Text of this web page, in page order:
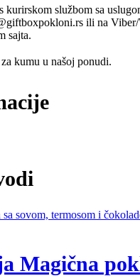
kurirskom službom sa
ili na
sajta.
kumu u našoj ponudi.
Magična